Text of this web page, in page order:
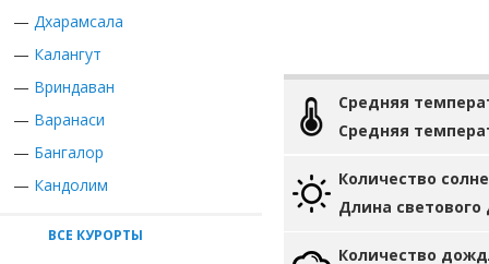
— Дхарамсала
— Калангут
— Вриндаван
— Варанаси
— Бангалор
— Кандолим
ВСЕ КУРОРТЫ
Средняя
Средняя
Количество
Длина светового
Количество